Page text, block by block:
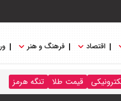
اقتصاد فرهنگ و هنر
قیمت طلا تنگه هرمز
هرمز را کلید زدند + جزییات